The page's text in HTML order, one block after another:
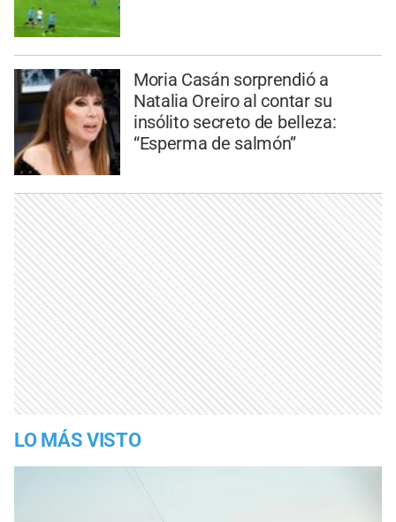
Moria Casán sorprendió a
Natalia Oreiro al contar su
insólito secreto de belleza:
“Esperma de salmón”
LO MÁS VISTO